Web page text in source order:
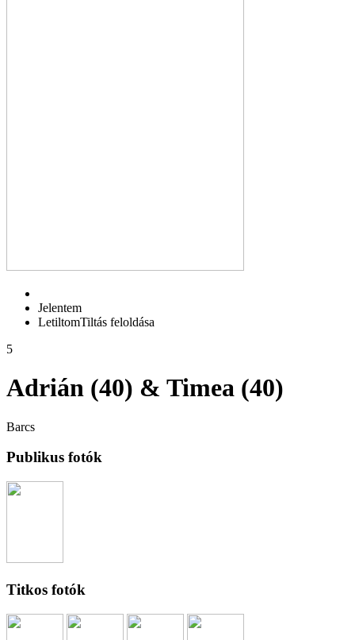
Jelentem
LetiltomTiltás feloldása
5
Adrián (40) & Timea (40)
Barcs
Publikus fotók
Titkos fotók